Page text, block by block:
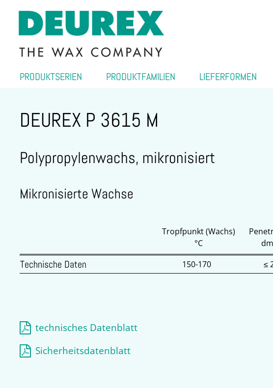
PRODUKTSERIEN PRODUKTFAMILIEN LIEFERFORMEN
DEUREX P 3615 M
Polypropylenwachs, mikronisiert
Mikronisierte Wachse
Tropfpunkt (Wachs)
°C
Technische Daten 150-170 ≤
technisches Datenblatt
Sicherheitsdatenblatt